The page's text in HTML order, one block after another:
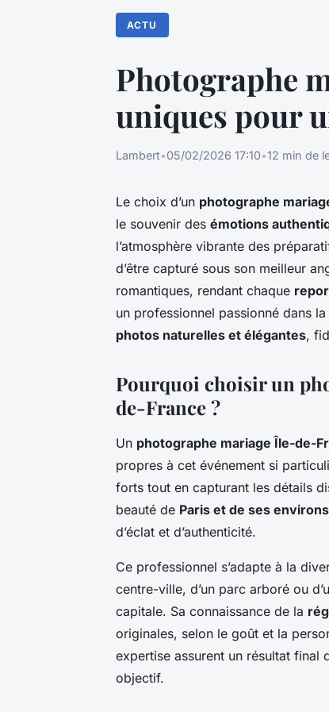
ACTU
Photographe
uniques pour
Lambert•05/02/2026 17:10•12 min de
Le choix d’un photographe
le souvenir des émotions
l’atmosphère vibrante des
d’être capturé sous son meilleur
romantiques, rendant chaque
un professionnel passionné dans
photos naturelles et élégantes,
Pourquoi choisir un
de-France ?
Un photographe mariage Île-de-
propres à cet événement si
forts tout en capturant les détails
beauté de Paris et de ses environs
d’éclat et d’authenticité.
Ce professionnel s’adapte à la
centre-ville, d’un parc arboré ou
capitale. Sa connaissance de la
originales, selon le goût et la
expertise assurent un résultat final
objectif.